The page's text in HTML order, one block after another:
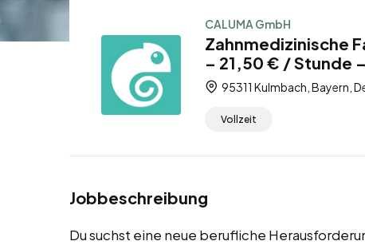
CALUMA GmbH
Zahnmedizinische
– 21,50 € / Stunde
95311 Kulmbach, Bayern,
Vollzeit
Jobbeschreibung
Du suchst eine neue berufliche